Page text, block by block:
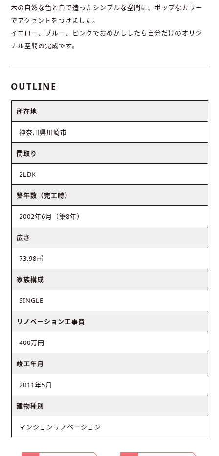
木の自然な色と白で造ったシンプルな空間に、ポップなカラー
でアクセントをつけました。
イエロー、ブルー、ピンクでおめかししたら自分だけのオリジ
ナル空間の完成です。
OUTLINE
所在地
神奈川県川崎市
間取り
2LDK
築年数（完工時）
2002年6月（築8年）
広さ
73.98㎡
家族構成
SINGLE
リノベーション工事費
400万円
竣工年月
2011年5月
建物種別
マンションリノベーション